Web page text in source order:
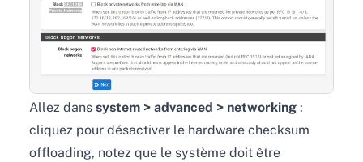
Allez dans system > advanced > networking :
cliquez pour désactiver le hardware checksum
offloading, notez que le système doit être